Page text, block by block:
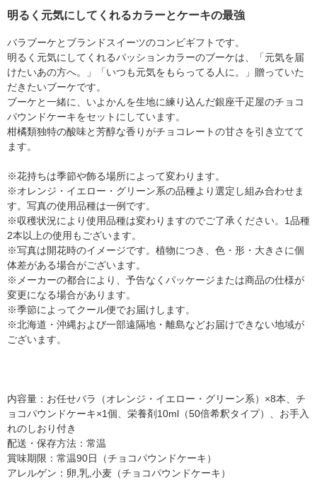
明るく元気にしてくれるカラーとケーキの最強
バラブーケとブランドスイーツのコンビギフトです。
明るく元気にしてくれるパッションカラーのブーケは、「元気を届
けたいあの方へ。」「いつも元気をもらってる人に。」贈っていた
だきたいブーケです。
ブーケと一緒に、いよかんを生地に練り込んだ銀座千疋屋のチョコ
パウンドケーキをセットにしています。
柑橘類独特の酸味と芳醇な香りがチョコレートの甘さを引き立てて
ます。
※花持ちは季節や飾る場所によって変わります。
※オレンジ・イエロー・グリーン系の品種より選定し組み合わせま
す。写真の使用品種は一例です。
※収穫状況により使用品種は変わりますのでご了承ください。1品種
2本以上の使用もございます。
※写真は開花時のイメージです。植物につき、色・形・大きさに個
体差がある場合がございます。
※メーカーの都合により、予告なくパッケージまたは商品の仕様が
変更になる場合があります。
※季節によってクール便でお届けします。
※北海道・沖縄および一部遠隔地・離島などお届けできない地域が
ございます。
内容量：お任せバラ（オレンジ・イエロー・グリーン系）×8本、チ
ョコパウンドケーキ×1個、栄養剤10ml（50倍希釈タイプ）、お手入
れのしおり付き
配送・保存方法：常温
賞味期限：常温90日（チョコパウンドケーキ）
アレルゲン：卵,乳,小麦（チョコパウンドケーキ）